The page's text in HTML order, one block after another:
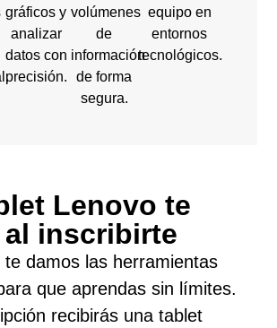
gráficos y
analizar
datos con
precisión.
volúmenes
de
información
de forma
segura.
equipo en
entornos
tecnológicos.
Lenovo te
al inscribirte
te damos las herramientas
que aprendas sin límites.
recibirás una tablet